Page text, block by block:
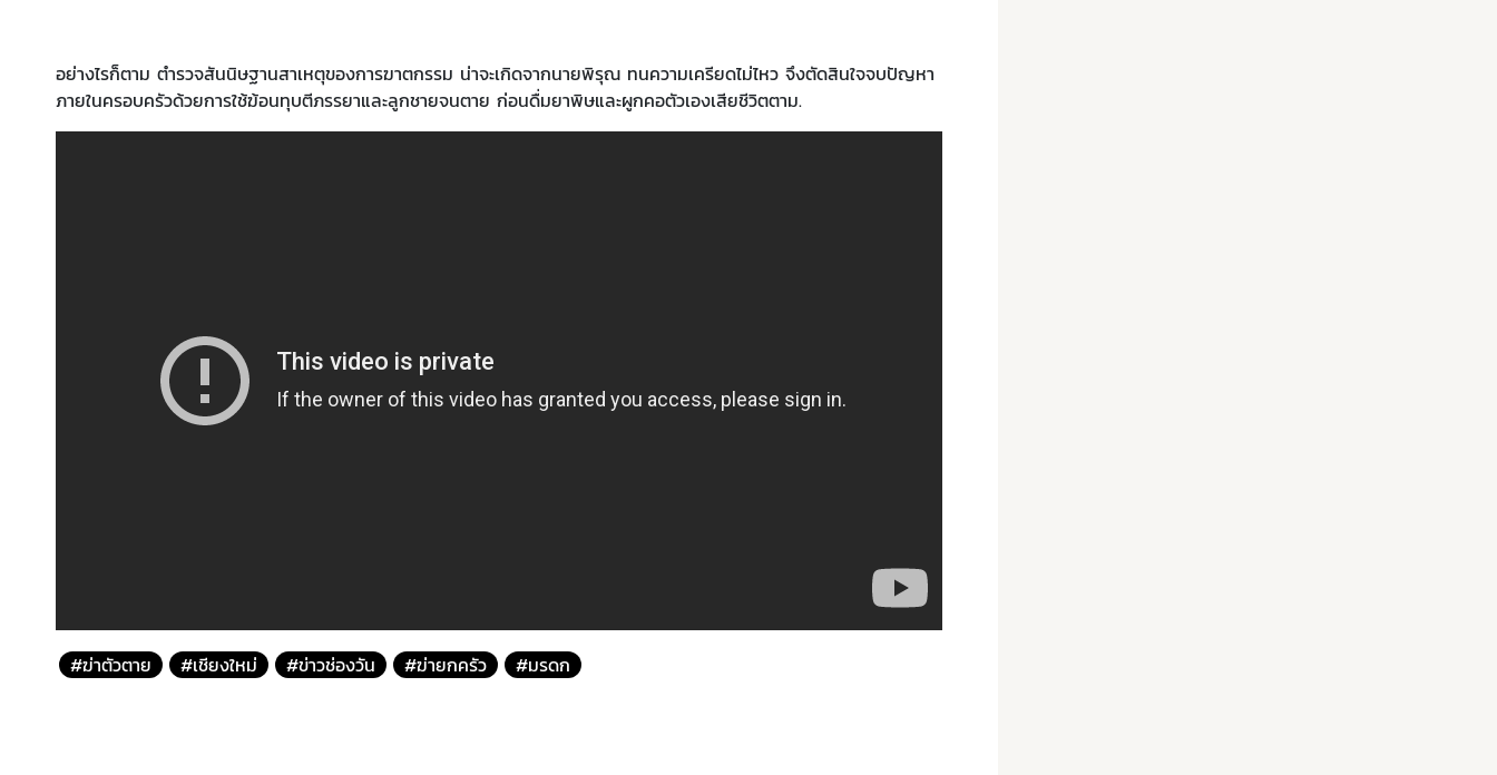
อย่างไรก็ตาม ตำรวจสันนิษฐานสาเหตุของการฆาตกรรม น่าจะเกิดจากนายพิรุณ ทนความเครียดไม่ไหว จึงตัดสินใจจบปัญหา
ภายในครอบครัวด้วยการใช้ฆ้อนทุบตีภรรยาและลูกชายจนตาย ก่อนดื่มยาพิษและผูกคอตัวเองเสียชีวิตตาม.
#ฆ่าตัวตาย #เชียงใหม่ #ข่าวช่องวัน #ฆ่ายกครัว #มรดก